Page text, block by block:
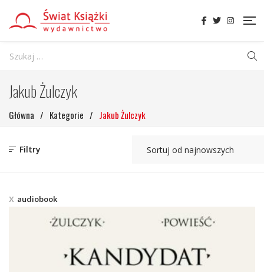
Jakub Żulczyk
Główna / Kategorie / Jakub Żulczyk
Filtry
audiobook